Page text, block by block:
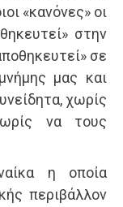
«κανόνες» οι
στην
σε
μας και
χωρίς
να τους
η οποία
περιβάλλον